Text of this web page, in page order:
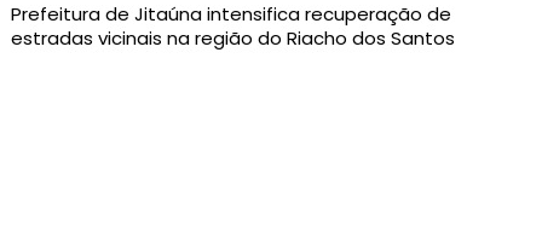
Prefeitura de Jitaúna intensifica recuperação de
estradas vicinais na região do Riacho dos Santos